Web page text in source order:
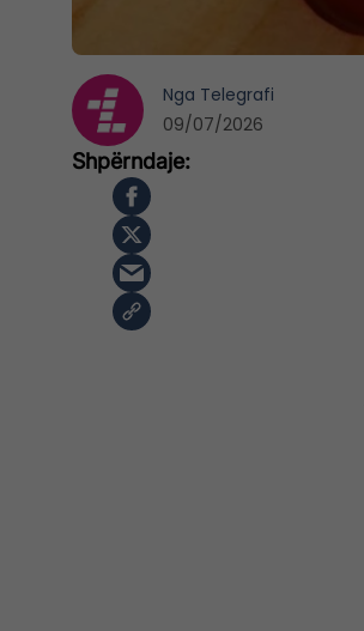
Nga Telegrafi
09/07/2026